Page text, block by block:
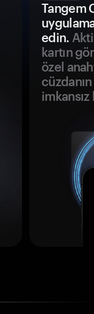
Tangem
edin.
kartın
özel